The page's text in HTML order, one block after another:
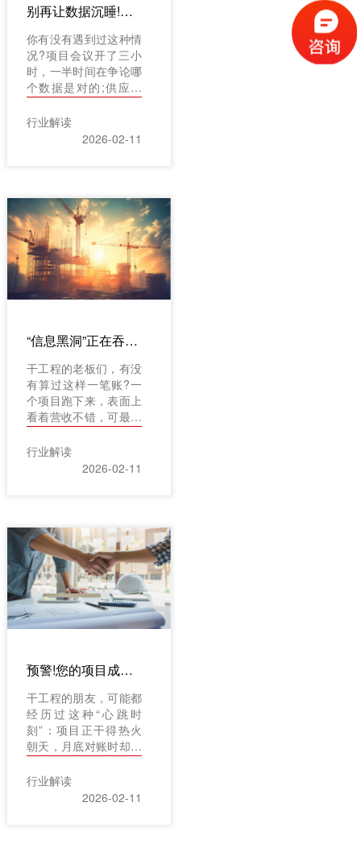
慎且系统化，确保软件
能够与企业现有架构无
缝集成，同时具备足够
的灵活性以适应未来的
业务变化。
别再让数据沉睡!工程项目管理系统如何打通从规划到运维的“任督二脉”?
你有没有遇到过这种情
况?项目会议开了三小
时，一半时间在争论哪
个数据是对的;供应商
突然出事，采购部却一
问三不知;堆积如山的
单据，光录入就得耗上
程这个行当里，数据，
本该是黄金。但现实
是，它们往往被锁在
Excel里、埋在档案袋
里、散落在无数个微信
聊天记录里，最终“沉
睡”在整个项目周期
来，串起来，真正为管
理服务?今天，我们就
来聊聊，一个专业的工
程项目管理系统，尤其
是当它注入AI智能之
后，是如何为企业打通
行业解读
2026-02-11
“信息黑洞”正在吞掉你的利润!一个合格的工程管理系统，必须照亮这3个死角
干工程的老板们，有没
有算过这样一笔账?一
个项目跑下来，表面上
看着营收不错，可最后
落到口袋里的利润，总
比预期少一截。钱到底
去哪儿了?问题可能就
层，仿佛隔着一层毛玻
璃。成本支出像流水，
却不知流向何处;进度
汇报总是慢半拍，问题
暴露时已酿成大患;质
量安全的风险隐藏在角
落，直到出事才追悔莫
个好的工程管理系统，
就该像一束强光，穿透
这些管理死角。 它不
仅能让你“看得见”，更
要帮你“管得住”、“决策
准”。今天，我们就来
统，必须照亮的三个关
键死角，以及如何用数
行业解读
2026-02-11
预警!您的项目成本即将超支。这不是直觉，是工程管理软件在报警
干工程的朋友，可能都
经历过这种“心跳时
刻”：项目正干得热火
朝天，月底对账时却发
现，成本怎么又冒了一
截?材料费、人工费、
机械费，好像每笔都合
行业解读
2026-02-11